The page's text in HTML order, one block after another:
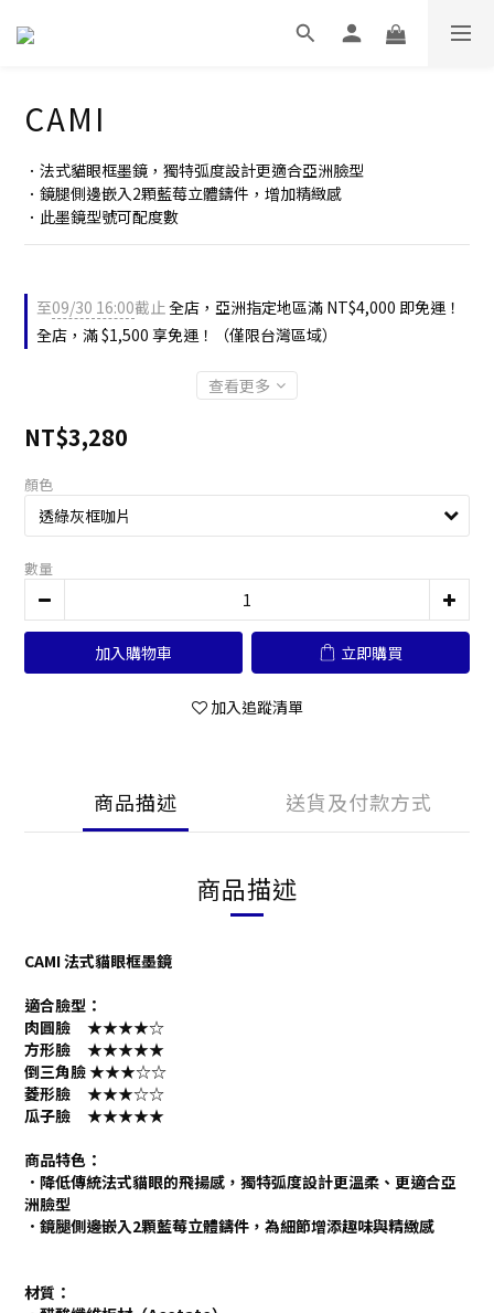
CAMI
．法式貓眼框墨鏡，獨特弧度設計更適合亞洲臉型
．鏡腿側邊嵌入2顆藍莓立體鑄件，增加精緻感
．此墨鏡型號可配度數
至09/30 16:00截止全店，亞洲指定地區滿 NT$4,000 即免運！
全店，滿 $1,500 享免運！（僅限台灣區域）
查看更多
NT$3,280
顏色
數量
加入購物車 立即購買
加入追蹤清單
商品描述 送貨及付款方式
商品描述
CAMI 法式貓眼框墨鏡
適合臉型：
肉圓臉 ★★★★☆
方形臉 ★★★★★
倒三角臉 ★★★☆☆
菱形臉 ★★★☆☆
瓜子臉 ★★★★★
商品特色：
．降低傳統法式貓眼的飛揚感，獨特弧度設計更溫柔、更適合亞
洲臉型
．鏡腿側邊嵌入2顆藍莓立體鑄件，為細節增添趣味與精緻感
材質：